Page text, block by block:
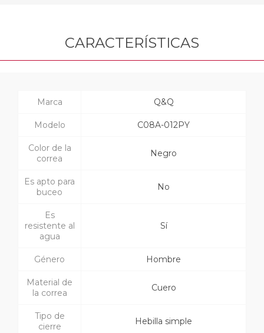
CARACTERÍSTICAS
Marca Q&Q
Modelo C08A-012PY
Color de la
correa
Negro
Es apto para
buceo
No
Es
resistente al
agua
Sí
Género Hombre
Material de
la correa
Cuero
Tipo de
cierre
Hebilla simple